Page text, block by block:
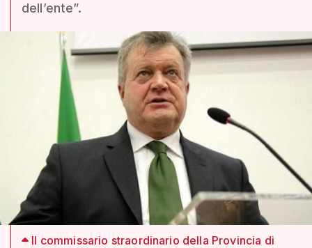
dell’ente”.
Il commissario straordinario della Provincia di